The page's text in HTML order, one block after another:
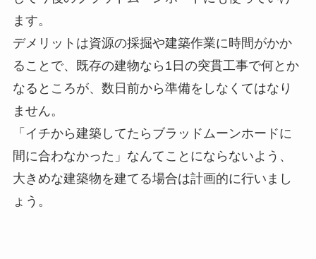
ます。
デメリットは資源の採掘や建築作業に時間がかか
ることで、既存の建物なら1日の突貫工事で何とか
なるところが、数日前から準備をしなくてはなり
ません。
「イチから建築してたらブラッドムーンホードに
間に合わなかった」なんてことにならないよう、
大きめな建築物を建てる場合は計画的に行いまし
ょう。